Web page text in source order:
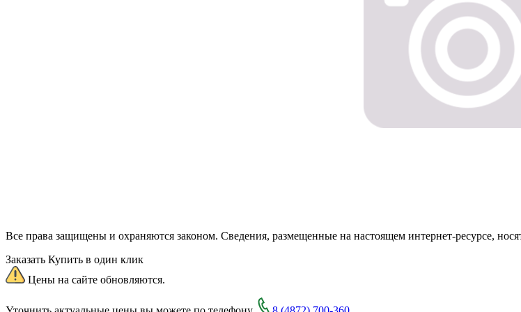
Все права защищены и охраняются законом. Сведения, размещенные на настоящем интернет-ресурсе,
Заказать Купить в один клик
Цены на сайте обновляются.